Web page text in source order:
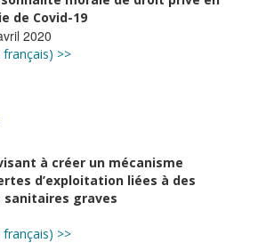
de Covid-19
2020
>>
à créer un mécanisme
d’exploitation liées à des
sanitaires graves
>>